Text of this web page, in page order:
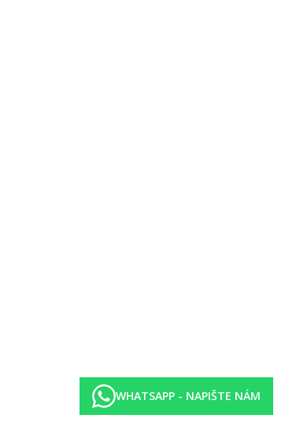
postele vedle sebe 135 cm x 2 m. Budou li na
a v druhé manželské posteli 1 dítě či 2 děti apod.
all inclusive.
využít vícekrát stejnou restauraci a la carte, vždy
Lehátka a slunečníky za poplatek.
zdarma (na vyžádání).
(neplatí pro produkt Fischer Dynamix)
WHATSAPP - NAPIŠTE NÁM